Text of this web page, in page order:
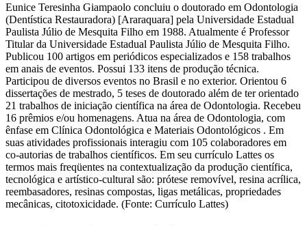
Eunice Teresinha Giampaolo concluiu o doutorado em Odontologia
(Dentística Restauradora) [Araraquara] pela Universidade Estadual
Paulista Júlio de Mesquita Filho em 1988. Atualmente é Professor
Titular da Universidade Estadual Paulista Júlio de Mesquita Filho.
Publicou 100 artigos em periódicos especializados e 158 trabalhos
em anais de eventos. Possui 133 itens de produção técnica.
Participou de diversos eventos no Brasil e no exterior. Orientou 6
dissertações de mestrado, 5 teses de doutorado além de ter orientado
21 trabalhos de iniciação científica na área de Odontologia. Recebeu
16 prêmios e/ou homenagens. Atua na área de Odontologia, com
ênfase em Clínica Odontológica e Materiais Odontológicos . Em
suas atividades profissionais interagiu com 105 colaboradores em
co-autorias de trabalhos científicos. Em seu currículo Lattes os
termos mais freqüentes na contextualização da produção científica,
tecnológica e artístico-cultural são: prótese removível, resina acrílica,
reembasadores, resinas compostas, ligas metálicas, propriedades
mecânicas, citotoxicidade. (Fonte: Currículo Lattes)